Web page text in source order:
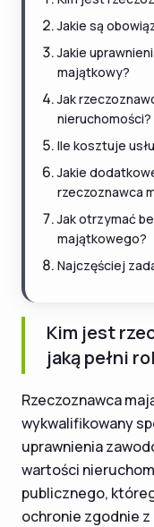
Jakie są
Jakie
majątkowy?
Jak
nieruchomości?
Ile kosztuje
Jakie
rzeczoznawca
Jak otrzymać
majątkowego?
Najczęściej
Kim jest
jaką pełni
Rzeczoznawca
wykwalifikowany
uprawnienia
wartości
publicznego,
ochronie zgodnie